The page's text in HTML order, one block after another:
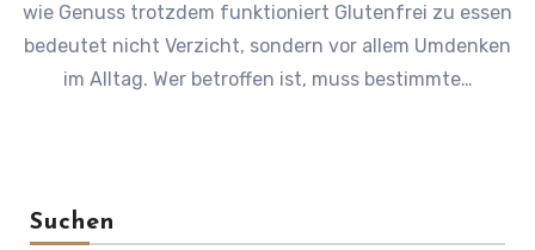
wie Genuss trotzdem funktioniert Glutenfrei zu essen
bedeutet nicht Verzicht, sondern vor allem Umdenken
im Alltag. Wer betroffen ist, muss bestimmte…
Suchen